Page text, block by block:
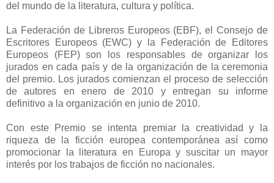
del mundo de la literatura, cultura y política.
La Federación de Libreros Europeos (EBF), el Consejo de
Escritores Europeos (EWC) y la Federación de Editores
Europeos (FEP) son los responsables de organizar los
jurados en cada país y de la organización de la ceremonia
del premio. Los jurados comienzan el proceso de selección
de autores en enero de 2010 y entregan su informe
definitivo a la organización en junio de 2010.
Con este Premio se intenta premiar la creatividad y la
riqueza de la ficción europea contemporánea así como
promocionar la literatura en Europa y suscitar un mayor
interés por los trabajos de ficción no nacionales.